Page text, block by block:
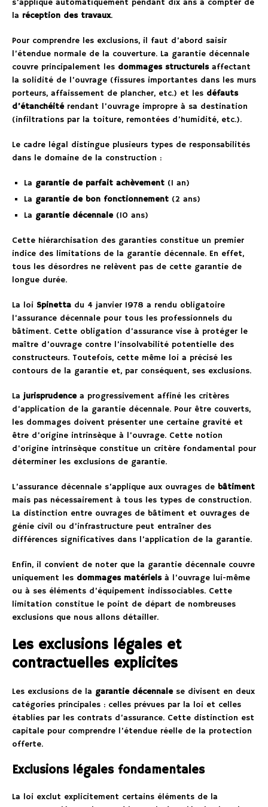
s’applique automatiquement pendant dix ans à compter de
la réception des travaux.
Pour comprendre les exclusions, il faut d’abord saisir
l’étendue normale de la couverture. La garantie décennale
couvre principalement les dommages structurelsaffectant
la solidité de l’ouvrage (fissures importantes dans les murs
porteurs, affaissement de plancher, etc.) et les défauts
d’étanchéitérendant l’ouvrage impropre à sa destination
(infiltrations par la toiture, remontées d’humidité, etc.).
Le cadre légal distingue plusieurs types de responsabilités
dans le domaine de la construction :
La garantie de parfait achèvement (1 an)
La garantie de bon fonctionnement (2 ans)
La garantie décennale(10 ans)
Cette hiérarchisation des garanties constitue un premier
indice des limitations de la garantie décennale. En effet,
tous les désordres ne relèvent pas de cette garantie de
longue durée.
La loi Spinetta du 4 janvier 1978 a rendu obligatoire
l’assurance décennale pour tous les professionnels du
bâtiment. Cette obligation d’assurance vise à protéger le
maître d’ouvrage contre l’insolvabilité potentielle des
constructeurs. Toutefois, cette même loi a précisé les
contours de la garantie et, par conséquent, ses exclusions.
Lajurisprudencea progressivement affiné les critères
d’application de la garantie décennale. Pour être couverts,
les dommages doivent présenter une certaine gravité et
être d’origine intrinsèque à l’ouvrage. Cette notion
d’origine intrinsèque constitue un critère fondamental pour
déterminer les exclusions de garantie.
L’assurance décennale s’applique aux ouvrages de bâtiment
mais pas nécessairement à tous les types de construction.
La distinction entre ouvrages de bâtiment et ouvrages de
génie civil ou d’infrastructure peut entraîner des
différences significatives dans l’application de la garantie.
Enfin, il convient de noter que la garantie décennale couvre
uniquement les dommages matérielsà l’ouvrage lui-même
ou à ses éléments d’équipement indissociables. Cette
limitation constitue le point de départ de nombreuses
exclusions que nous allons détailler.
Les exclusions légales et
contractuelles explicites
Les exclusions de la garantie décennalese divisent en deux
catégories principales : celles prévues par la loi et celles
établies par les contrats d’assurance. Cette distinction est
capitale pour comprendre l’étendue réelle de la protection
offerte.
Exclusions légales fondamentales
La loi exclut explicitement certains éléments de la